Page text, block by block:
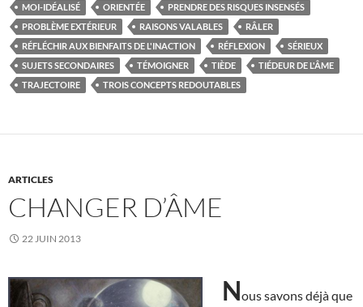
MOI-IDÉALISÉ
ORIENTÉE
PRENDRE DES RISQUES INSENSÉS
PROBLÈME EXTÉRIEUR
RAISONS VALABLES
RÂLER
RÉFLÉCHIR AUX BIENFAITS DE L'INACTION
RÉFLEXION
SÉRIEUX
SUJETS SECONDAIRES
TÉMOIGNER TIÈDE
TIÉDEUR DE L'ÂME
TRAJECTOIRE
TROIS CONCEPTS REDOUTABLES
ARTICLES
CHANGER D’ÂME
22 JUIN 2013
Nous savons déjà que